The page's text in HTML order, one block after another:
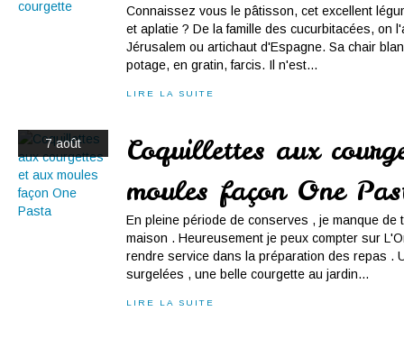
Connaissez vous le pâtisson, cet excellent
et aplatie ? De la famille des cucurbitacées, on
Jérusalem ou artichaut d'Espagne. Sa chair
potage, en gratin, farcis. Il n'est...
LIRE LA SUITE
7 août
Coquillettes aux
moules façon One
En pleine période de conserves , je manque de
maison . Heureusement je peux compter sur
rendre service dans la préparation des repas .
surgelées , une belle courgette au jardin...
LIRE LA SUITE